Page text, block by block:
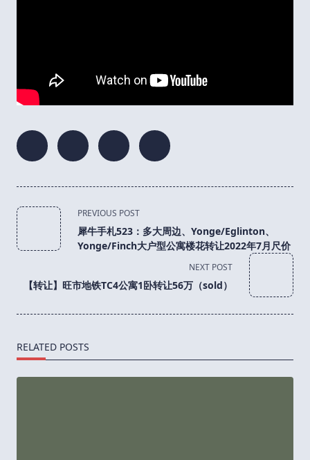
<span
class="nav-
subtitle
reader-
text">Page</span>
PREVIOUS POST
犀牛手札523：多大周边、Yonge/Eglinton、
Yonge/Finch大户型公寓楼花转让2022年7月尺价
NEXT POST
【转让】旺市地铁TC4公寓1卧转让56万（sold）
RELATED POSTS